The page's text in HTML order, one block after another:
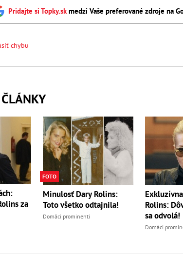
Pridajte si Topky.sk medzi Vaše preferované zdroje na
chybu
za
FOTO
Minulosť Dary Rolins:
Toto všetko odtajnila!
Domáci prominenti
Rolins:
sa odvolá!
Domáci